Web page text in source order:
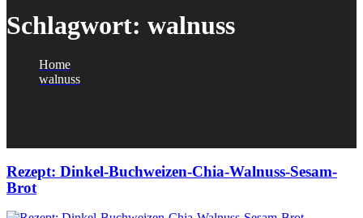
Schlagwort: walnuss
Home
walnuss
Rezept: Dinkel-Buchweizen-Chia-Walnuss-Sesam-
Brot